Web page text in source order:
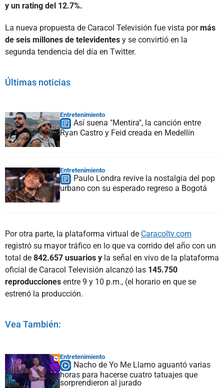
y un rating del 12.7%.
La nueva propuesta de Caracol Televisión fue vista pormás
de seis millones de televidentes y se convirtió en la
segunda tendencia del día en Twitter.
Últimas noticias
Entretenimiento
Así suena "Mentira", la canción entre
Ryan Castro y Feid creada en Medellín
Entretenimiento
Paulo Londra revive la nostalgia del pop
urbano con su esperado regreso a Bogotá
Por otra parte, la plataforma virtual de Caracoltv.com
registró su mayor tráfico en lo que va corrido del año con un
total de 842.657 usuarios y la señal en vivo de la plataforma
oficial de Caracol Televisión alcanzó las 145.750
reproducciones entre 9 y 10 p.m., (el horario en que se
estrenó la producción.
Vea También:
Entretenimiento
Nacho de Yo Me Llamo aguantó varias
horas para hacerse cuatro tatuajes que
sorprendieron al jurado